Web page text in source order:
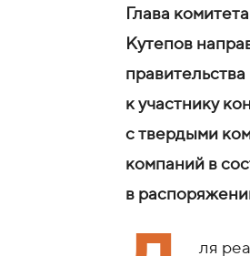
Глава
Кутепов
к участнику
с твердыми
компаний в
в
ля